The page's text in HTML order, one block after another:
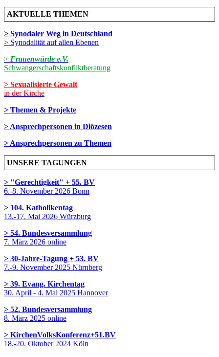
AKTUELLE THEMEN
> Synodaler Weg in Deutschland
> Synodalität auf allen Ebenen
> Frauenwürde e.V.
Schwangerschaftskonfliktberatung
> Sexualisierte Gewalt
in der Kirche
> Themen & Projekte
> Ansprechpersonen in Diözesen
> Ansprechpersonen zu Themen
UNSERE TAGUNGEN
> "Gerechtigkeit" + 55. BV
6.-8. November 2026 Bonn
> 104. Katholikentag
13.-17. Mai 2026 Würzburg
> 54. Bundesversammlung
7. März 2026 online
> 30-Jahre-Tagung + 53. BV
7.-9. November 2025 Nürnberg
> 39. Evang. Kirchentag
30. April - 4. Mai 2025 Hannover
> 52. Bundesversammlung
8. März 2025 online
> KirchenVolksKonferenz+51.BV
18.-20. Oktober 2024 Köln